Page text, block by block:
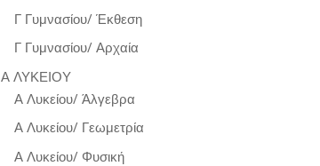
Γ Γυμνασίου/ Έκθεση
Γ Γυμνασίου/ Αρχαία
Α ΛΥΚΕΙΟΥ
Α Λυκείου/ Άλγεβρα
Α Λυκείου/ Γεωμετρία
Α Λυκείου/ Φυσική